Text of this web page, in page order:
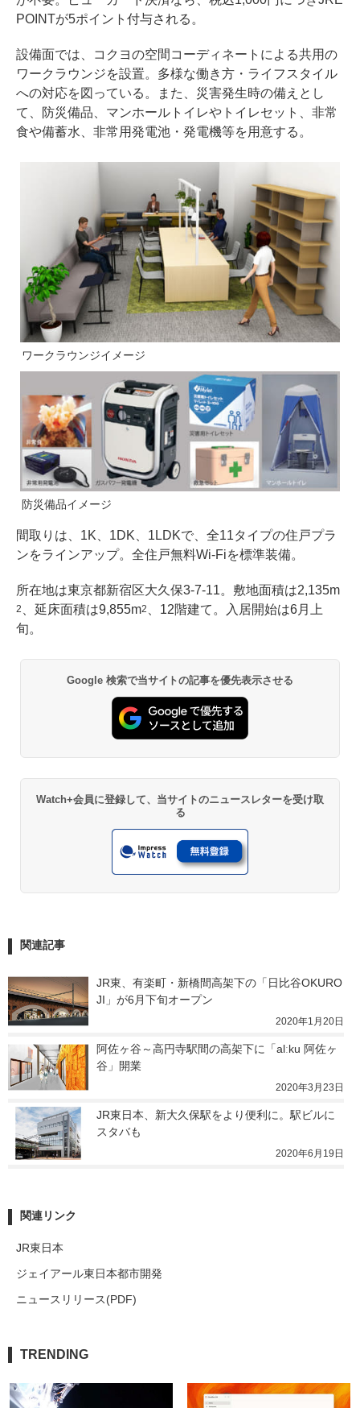
POINTが5ポイント付与される。
設備面では、コクヨの空間コーディネートによる共用の
ワークラウンジを設置。多様な働き方・ライフスタイル
への対応を図っている。また、災害発生時の備えとし
て、防災備品、マンホールトイレやトイレセット、非常
食や備蓄水、非常用発電池・発電機等を用意する。
ワークラウンジイメージ
防災備品イメージ
間取りは、1K、1DK、1LDKで、全11タイプの住戸プラ
ンをラインアップ。全住戸無料Wi-Fiを標準装備。
所在地は東京都新宿区大久保3-7-11。敷地面積は2,135m
2 、延床面積は9,855m2
、12階建て。入居開始は6月上
旬。
Google 検索で当サイトの記事を優先表示させる
Watch+会員に登録して、当サイトのニュースレターを受け取
る
関連記事
JR東、有楽町・新橋間高架下の「日比谷OKURO
JI」が6月下旬オープン
2020年1月20日
阿佐ヶ谷～高円寺駅間の高架下に「alːku 阿佐ヶ
谷」開業
2020年3月23日
JR東日本、新大久保駅をより便利に。駅ビルに
スタバも
2020年6月19日
関連リンク
JR東日本
ジェイアール東日本都市開発
ニュースリリース(PDF)
TRENDING